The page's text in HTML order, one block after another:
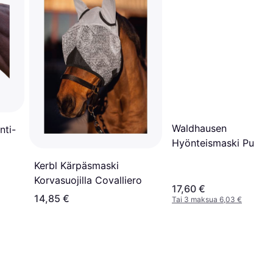
Kerbl Kärpäsmaski
Korvasuojilla Covalliero
14,85 €
Waldhausen
Hyönteismaski Puck
17,60 €
Tai 3 maksua 6,03 €